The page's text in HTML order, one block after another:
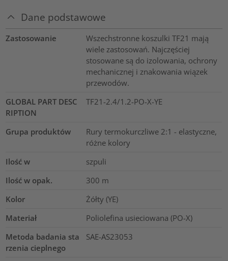
Dane podstawowe
Zastosowanie
Wszechstronne koszulki TF21 mają
wiele zastosowań. Najczęściej
stosowane są do izolowania, ochrony
mechanicznej i znakowania wiązek
przewodów.
GLOBAL PART DESC
RIPTION
TF21-2.4/1.2-PO-X-YE
Grupa produktów
Rury termokurczliwe 2:1 - elastyczne,
różne kolory
Ilość w
szpuli
Ilość w opak.
300 m
Kolor
Żółty (YE)
Materiał
Poliolefina usieciowana (PO-X)
Metoda badania sta
rzenia cieplnego
SAE-AS23053